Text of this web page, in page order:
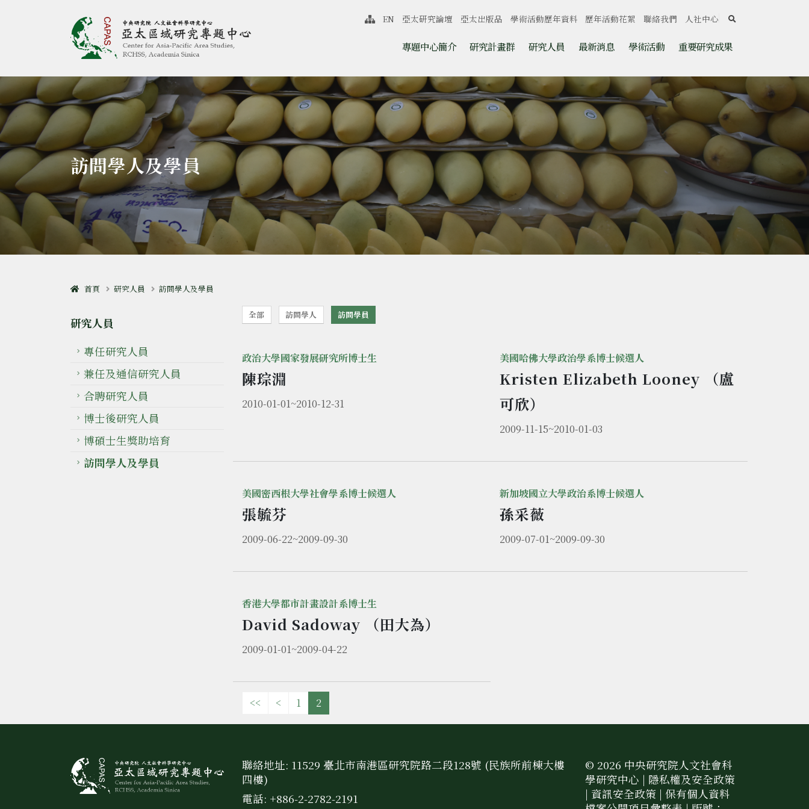
亞太區域研究專題中心 跳至中央區塊/Main Content
:::
專題中心簡介 研究計畫群 研究人員 最新消息 學術活動 重要研究成果
網站導覽
EN 亞太研究論壇 亞太出版品 學術活動歷年資料 歷年活動花絮 聯絡我們 人社中心 search
訪問學人及學員
首頁 研究人員 訪問學人及學員
研究人員
專任研究人員
兼任及通信研究人員
合聘研究人員
博士後研究人員
博碩士生獎助培育
訪問學人及學員
全部 訪問學人 訪問學員
政治大學國家發展研究所博士生
陳琮淵
2010-01-01~2010-12-31
美國哈佛大學政治學系博士候選人
Kristen Elizabeth Looney （盧
可欣）
2009-11-15~2010-01-03
美國密西根大學社會學系博士候選人
張毓芬
2009-06-22~2009-09-30
新加坡國立大學政治系博士候選人
孫采薇
2009-07-01~2009-09-30
香港大學都市計畫設計系博士生
David Sadoway （田大為）
2009-01-01~2009-04-22
<< < 1 2
聯絡地址: 11529 臺北市南港區研究院路二段128號 (民族所前棟大樓
四樓)
電話: +886-2-2782-2191
© 2026 中央研究院人文社會科
學研究中心 | 隱私權及安全政策
| 資訊安全政策 | 保有個人資料